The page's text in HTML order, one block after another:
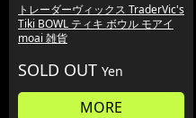
トレーダーヴィックス TraderVic's
Tiki BOWL ティキ ボウル モアイ
moai 雑貨
SOLD OUT Yen
MORE